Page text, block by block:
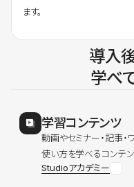
ます。
導入
学べ
学習コンテンツ
動画やセミナー・記事・
使い方を学べるコンテ
Studioアカデミー